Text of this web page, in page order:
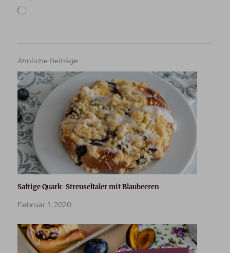
Ähnliche Beiträge
Saftige Quark-Streuseltaler mit Blaubeeren
Februar 1, 2020